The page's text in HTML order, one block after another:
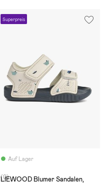
Superpreis
Auf Lager
(0)
LIEWOOD Blumer Sandalen,